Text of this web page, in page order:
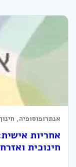
אנתרופוסופיה,
אחריות
חינוכית